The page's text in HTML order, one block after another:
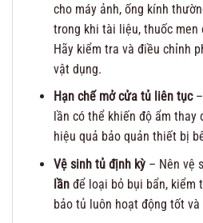
cho máy ảnh, ống kính
trong khi tài liệu, thuốc men
Hãy kiểm tra và điều chỉnh
vật dụng.
Hạn chế mở cửa tủ liên tục–
lần có thể khiến độ ẩm
hiệu quả bảo quản thiết bị
Vệ sinh tủ định kỳ– Nên vệ
lầnđể loại bỏ bụi bẩn, kiểm
bảo tủ luôn hoạt động tốt